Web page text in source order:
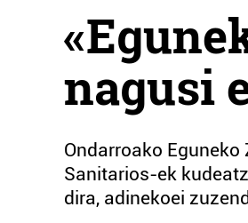
nagusi
Ondarroako
Sanitarios-ek
dira, adinekoei